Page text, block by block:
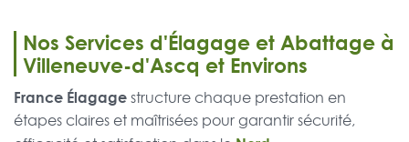
Nos Services d'Élagage et Abattage à
Villeneuve-d'Ascq et Environs
France Élagagestructure chaque prestation en
étapes claires et maîtrisées pour garantir sécurité,